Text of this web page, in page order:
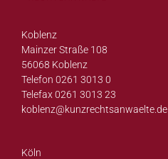
Koblenz
Mainzer Straße 108
56068 Koblenz
Telefon 0261 3013 0
Telefax 0261 3013 23
koblenz@kunzrechtsanwaelte.de
Köln